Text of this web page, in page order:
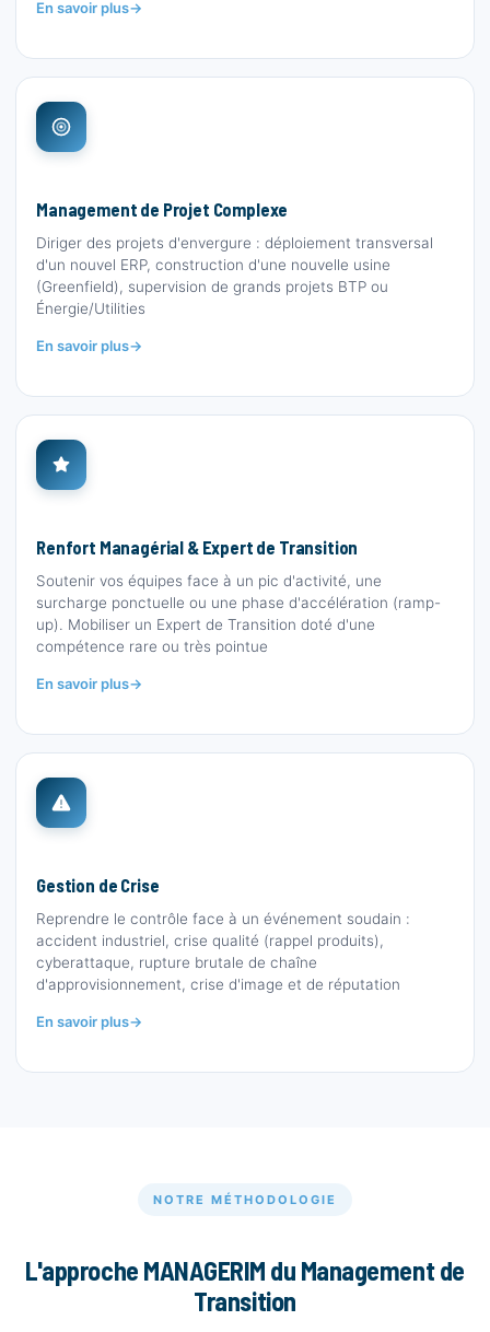
En savoir plus
Management de Projet Complexe
Diriger des projets d'envergure : déploiement transversal
d'un nouvel ERP, construction d'une nouvelle usine
(Greenfield), supervision de grands projets BTP ou
Énergie/Utilities
En savoir plus
Renfort Managérial & Expert de Transition
Soutenir vos équipes face à un pic d'activité, une
surcharge ponctuelle ou une phase d'accélération (ramp-
up). Mobiliser un Expert de Transition doté d'une
compétence rare ou très pointue
En savoir plus
Gestion de Crise
Reprendre le contrôle face à un événement soudain :
accident industriel, crise qualité (rappel produits),
cyberattaque, rupture brutale de chaîne
d'approvisionnement, crise d'image et de réputation
En savoir plus
NOTRE MÉTHODOLOGIE
L'approche MANAGERIM du Management de
Transition